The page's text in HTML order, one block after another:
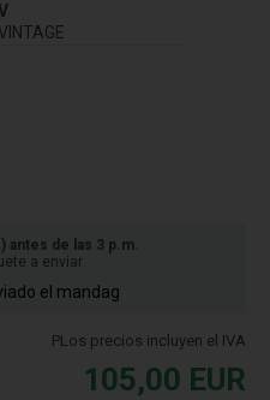
antes de las 3 p.m.
a enviar
el mandag
PLos precios incluyen el IVA
105,00 EUR